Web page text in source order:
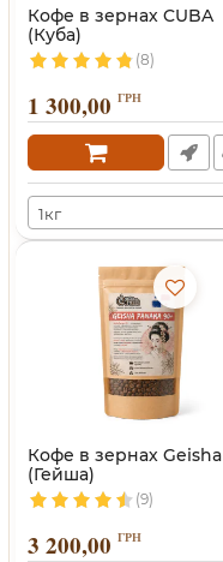
Кофе в зернах CUBA
(Куба)
(8)
1 300,00 ГРН
1кг
Кофе в зернах Geisha
(Гейша)
(9)
3 200,00 ГРН